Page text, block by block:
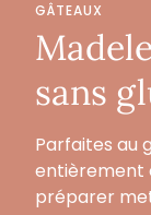
GÂTEAUX
sans
Parfaites au
entièrement
préparer